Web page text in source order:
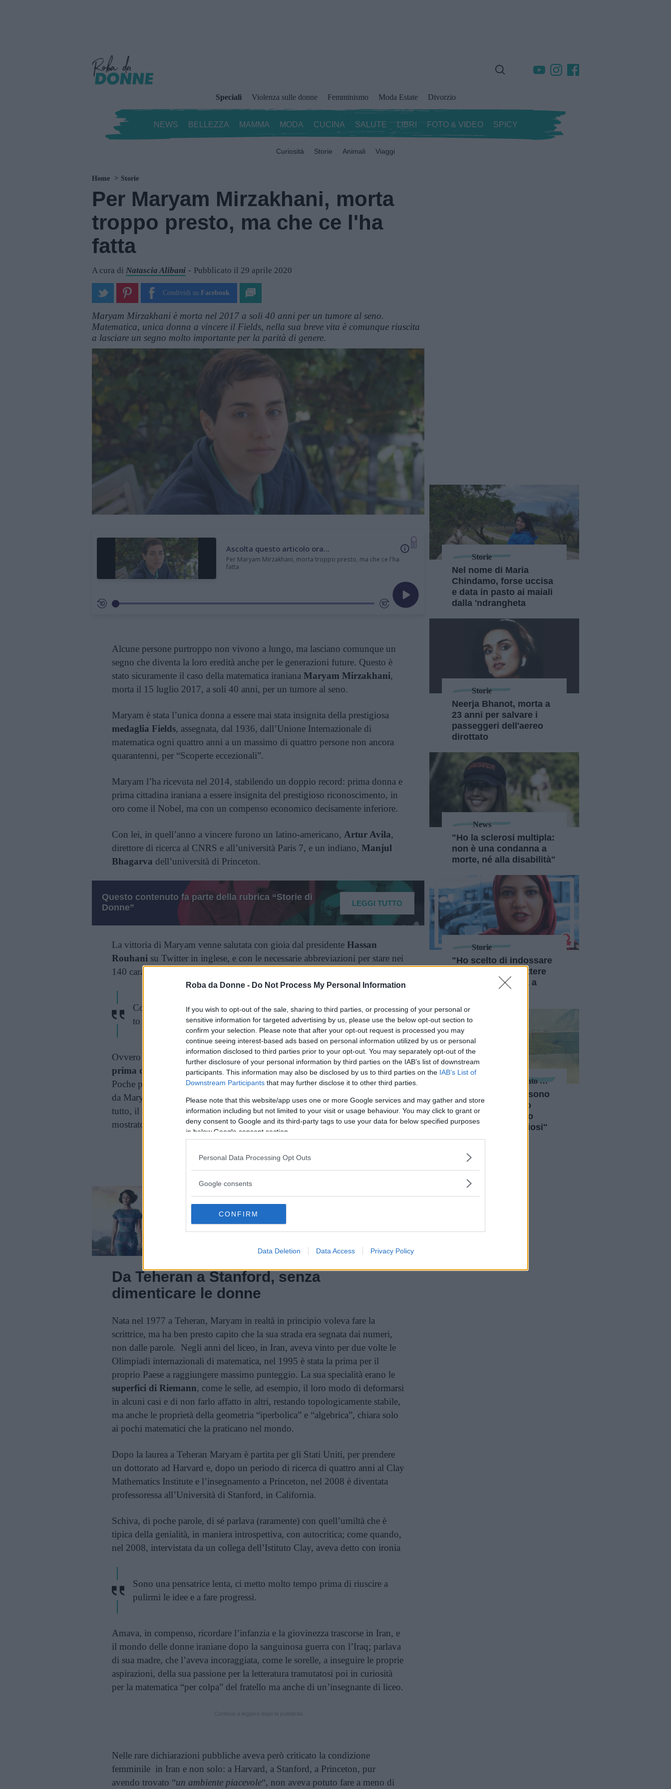
Roba da Donne - Do Not Process My Personal Information
If you wish to opt-out of the sale, sharing to third parties, or processing of your personal or
sensitive information for targeted advertising by us, please use the below opt-out section to
confirm your selection. Please note that after your opt-out request is processed you may
continue seeing interest-based ads based on personal information utilized by us or personal
information disclosed to third parties prior to your opt-out. You may separately opt-out of the
further disclosure of your personal information by third parties on the IAB’s list of downstream
participants. This information may also be disclosed by us to third parties on the IAB’s List of
Downstream Participants that may further disclose it to other third parties.
Please note that this website/app uses one or more Google services and may gather and store
information including but not limited to your visit or usage behaviour. You may click to grant or
deny consent to Google and its third-party tags to use your data for below specified purposes
in below Google consent section.
Personal Data Processing Opt Outs
Google consents
CONFIRM
Data Deletion Data Access Privacy Policy
Speciali Violenza sulle donne Femminismo Moda Estate Divorzio
NEWS BELLEZZA MAMMA MODA CUCINA SALUTE LIBRI FOTO & VIDEO SPICY
Curiosità Storie Animali Viaggi
Home Storie
Per Maryam Mirzakhani, morta
troppo presto, ma che ce l'ha
fatta
A cura di Natascia Alibani Pubblicato il 29 aprile 2020
Condividi su Facebook
Maryam Mirzakhani è morta nel 2017 a soli 40 anni per un tumore al seno.
Matematica, unica donna a vincere il Fields, nella sua breve vita è comunque riuscita
a lasciare un segno molto importante per la parità di genere.
Ascolta questo articolo ora...
Per Maryam Mirzakhani, morta troppo presto, ma che ce l'ha
fatta
Alcune persone purtroppo non vivono a lungo, ma lasciano comunque un
segno che diventa la loro eredità anche per le generazioni future. Questo è
stato sicuramente il caso della matematica iraniana Maryam Mirzakhani,
morta il 15 luglio 2017, a soli 40 anni, per un tumore al seno.
Maryam è stata l’unica donna a essere mai stata insignita della prestigiosa
medaglia Fields, assegnata, dal 1936, dall’Unione Internazionale di
matematica ogni quattro anni a un massimo di quattro persone non ancora
quarantenni, per “Scoperte eccezionali”.
Maryam l’ha ricevuta nel 2014, stabilendo un doppio record: prima donna e
prima cittadina iraniana a essere insignita del prestigioso riconoscimento, in
oro come il Nobel, ma con un compenso economico decisamente inferiore.
Con lei, in quell’anno a vincere furono un latino-americano, Artur Avila,
direttore di ricerca al CNRS e all’università Paris 7, e un indiano, Manjul
Bhagarva dell’università di Princeton.
Questo contenuto fa parte della rubrica “Storie di
Donne”
LEGGI TUTTO
La vittoria di Maryam venne salutata con gioia dal presidente Hassan
Rouhani su Twitter in inglese, e con le necessarie abbreviazioni per stare nei
140 caratteri del messaggio:
Congrats to #MaryamMirzakhani on becoming the first ever woman
to win the #FieldsMedal, making us Iranians very proud.
Ovvero “
congratulazioni a Maryam Mirzakhani per essere diventata la
prima donna a vincere la Fields, rendendo l’Iran molto orgoglioso“.
Poche parole, asciutte, perché in fondo la grandezza dell’impresa compiuta
da Maryam non aveva bisogno di complicati panegirici, e perché, dopo
tutto, il merito era stato tutto e soltanto suo, che fin da piccola aveva
mostrato una passione sconfinata per i numeri e la geometria.
Vi raccomandiamo...
Mary Jackson: troppo nera e donna,
troppo brava per essere lasciata fuori
Da Teheran a Stanford, senza
dimenticare le donne
Nata nel 1977 a Teheran, Maryam in realtà in principio voleva fare la
scrittrice, ma ha ben presto capito che la sua strada era segnata dai numeri,
non dalle parole. Negli anni del liceo, in Iran, aveva vinto per due volte le
Olimpiadi internazionali di matematica, nel 1995 è stata la prima per il
proprio Paese a raggiungere massimo punteggio. La sua specialità erano le
superfici di Riemann, come le selle, ad esempio, il loro modo di deformarsi
in alcuni casi e di non farlo affatto in altri, restando topologicamente stabile,
ma anche le proprietà della geometria “iperbolica” e “algebrica”, chiara solo
ai pochi matematici che la praticano nel mondo.
Dopo la laurea a Teheran Maryam è partita per gli Stati Uniti, per prendere
un dottorato ad Harvard e, dopo un periodo di ricerca di quattro anni al Clay
Mathematics Institute e l’insegnamento a Princeton, nel 2008 è diventata
professoressa all’Università di Stanford, in California.
Schiva, di poche parole, di sé parlava (raramente) con quell’umiltà che è
tipica della genialità, in maniera introspettiva, con autocritica; come quando,
nel 2008, intervistata da un collega dell’Istituto Clay, aveva detto con ironia
Sono una pensatrice lenta, ci metto molto tempo prima di riuscire a
pulirmi le idee e a fare progressi.
Amava, in compenso, ricordare l’infanzia e la giovinezza trascorse in Iran, e
il mondo delle donne iraniane dopo la sanguinosa guerra con l’Iraq; parlava
di sua madre, che l’aveva incoraggiata, come le sorelle, a inseguire le proprie
aspirazioni, della sua passione per la letteratura tramutatosi poi in curiosità
per la matematica “per colpa” del fratello ma anche di un’insegnante di liceo.
Nelle rare dichiarazioni pubbliche aveva però criticato la condizione
femminile in Iran e non solo: a Harvard, a Stanford, a Princeton, pur
avendo trovato “un ambiente piacevole“, non aveva potuto fare a meno di
Storie
Nel nome di Maria
Chindamo, forse uccisa
e data in pasto ai maiali
dalla 'ndrangheta
Storie
Neerja Bhanot, morta a
23 anni per salvare i
passeggeri dell'aereo
dirottato
News
"Ho la sclerosi multipla:
non è una condanna a
morte, né alla disabilità"
Storie
"Ho scelto di indossare
il velo e di combattere
per chi è costretta a
Malattie Dell'Apparato Genitale
"I miei dolori non sono
fantasia, non sono
pazza: sto lottando
contro l'endometriosi"